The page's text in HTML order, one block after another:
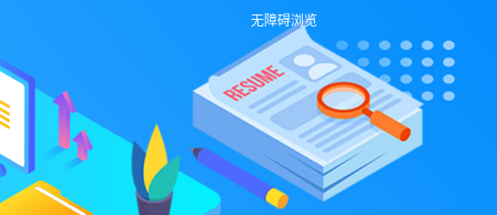
无障碍浏览